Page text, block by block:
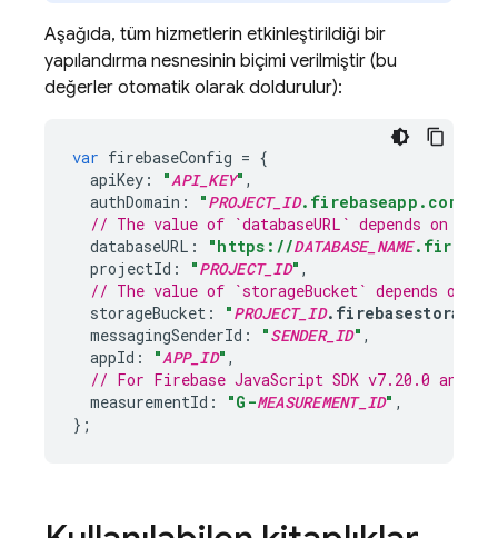
Aşağıda, tüm hizmetlerin etkinleştirildiği bir
yapılandırma nesnesinin biçimi verilmiştir (bu
değerler otomatik olarak doldurulur):
var firebaseConfig = {
apiKey : "API_KEY" ,
authDomain : "PROJECT_ID.firebaseapp.com"
// The value of `databaseURL` depends on the
databaseURL : "https://DATABASE_NAME
projectId : "PROJECT_ID" ,
// The value of `storageBucket` depends on
storageBucket : "PROJECT_ID
messagingSenderId : "SENDER_ID" ,
appId : "APP_ID" ,
// For Firebase JavaScript SDK v7.20.0 and
measurementId : "G-MEASUREMENT_ID" ,
};